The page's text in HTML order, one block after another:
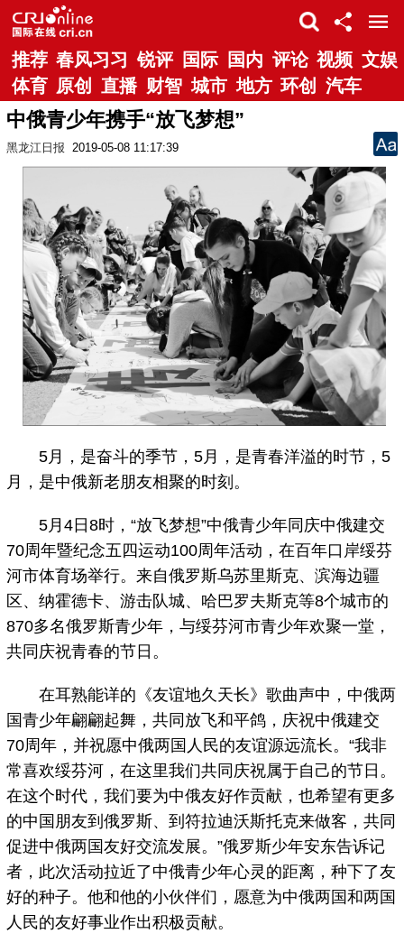
推荐 春风习习 锐评 国际 国内 评论 视频 文娱
体育 原创 直播 财智 城市 地方 环创 汽车
中俄青少年携手“放飞梦想”
黑龙江日报 2019-05-08 11:17:39
5月，是奋斗的季节，5月，是青春洋溢的时节，5
月，是中俄新老朋友相聚的时刻。
5月4日8时，“放飞梦想”中俄青少年同庆中俄建交
70周年暨纪念五四运动100周年活动，在百年口岸绥芬
河市体育场举行。来自俄罗斯乌苏里斯克、滨海边疆
区、纳霍德卡、游击队城、哈巴罗夫斯克等8个城市的
870多名俄罗斯青少年，与绥芬河市青少年欢聚一堂，
共同庆祝青春的节日。
在耳熟能详的《友谊地久天长》歌曲声中，中俄两
国青少年翩翩起舞，共同放飞和平鸽，庆祝中俄建交
70周年，并祝愿中俄两国人民的友谊源远流长。“我非
常喜欢绥芬河，在这里我们共同庆祝属于自己的节日。
在这个时代，我们要为中俄友好作贡献，也希望有更多
的中国朋友到俄罗斯、到符拉迪沃斯托克来做客，共同
促进中俄两国友好交流发展。”俄罗斯少年安东告诉记
者，此次活动拉近了中俄青少年心灵的距离，种下了友
好的种子。他和他的小伙伴们，愿意为中俄两国和两国
人民的友好事业作出积极贡献。